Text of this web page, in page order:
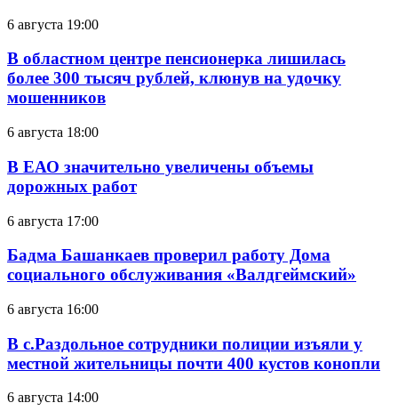
6 августа 19:00
В областном центре пенсионерка лишилась
более 300 тысяч рублей, клюнув на удочку
мошенников
6 августа 18:00
В ЕАО значительно увеличены объемы
дорожных работ
6 августа 17:00
Бадма Башанкаев проверил работу Дома
социального обслуживания «Валдгеймский»
6 августа 16:00
В с.Раздольное сотрудники полиции изъяли у
местной жительницы почти 400 кустов конопли
6 августа 14:00